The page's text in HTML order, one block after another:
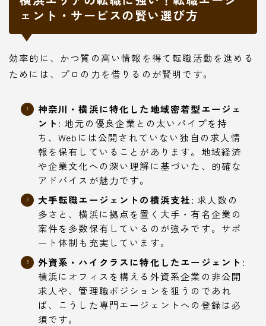
ェント・サービスの賢い選び方
効率的に、かつ質の高い情報を得て転職活動を進める
ためには、プロの力を借りるのが賢明です。
神奈川・横浜に特化した地域密着型エージェ
ント : 地元の優良企業との太いパイプを持
ち、Webには公開されていない独自の求人情
報を保有していることがあります。地域経済
や企業文化への深い理解に基づいた、的確な
アドバイスが魅力です。
大手転職エージェントの横浜支社: 求人数の
多さと、横浜に拠点を置く大手・有名企業の
案件を多数保有しているのが強みです。サポ
ート体制も充実しています。
外資系・ハイクラスに特化したエージェント :
横浜にオフィスを構える外資系企業の非公開
求人や、管理職ポジションを狙うのであれ
ば、こうした専門エージェントへの登録は必
須です。